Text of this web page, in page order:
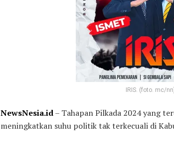
IRIS. (foto. mc/
NewsNesia.id– Tahapan Pilkada 2024 yang
meningkatkan suhu politik tak terkecuali di